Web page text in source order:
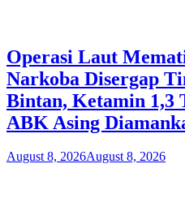
Operasi Laut
Narkoba Disergap
Bintan, Ketamin 1,3
ABK Asing
August 8, 2026August 8, 2026